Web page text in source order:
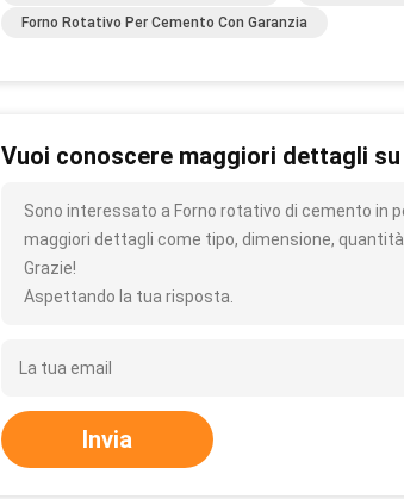
Forno Rotativo Per Cemento Con Garanzia
Vuoi conoscere maggiori dettagli
Sono interessato a Forno rotativo di cemento in
maggiori dettagli come tipo, dimensione,
Grazie!
Aspettando la tua risposta.
Invia